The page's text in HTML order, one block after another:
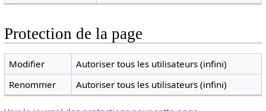
Protection de la page
Modifier
Autoriser tous les utilisateurs (infini)
Renommer
Autoriser tous les utilisateurs (infini)